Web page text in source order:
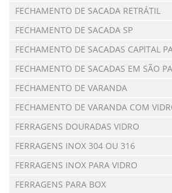
FECHAMENTO DE SACADA RETRÁTIL
FECHAMENTO DE SACADA SP
FECHAMENTO DE SACADAS CAPITAL
FECHAMENTO DE SACADAS EM SÃO
FECHAMENTO DE VARANDA
FECHAMENTO DE VARANDA COM
FERRAGENS DOURADAS VIDRO
FERRAGENS INOX 304 OU 316
FERRAGENS INOX PARA VIDRO
FERRAGENS PARA BOX